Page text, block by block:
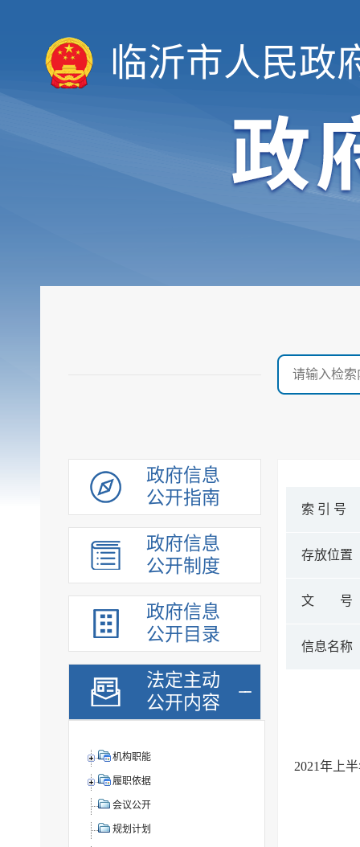
临沂市人民政
政府信息
公开指南
政府信息
公开制度
政府信息
公开目录
法定主动
公开内容
机构职能
履职依据
会议公开
规划计划
索 引 号
存放位置
文 号
信息名称
2021年上